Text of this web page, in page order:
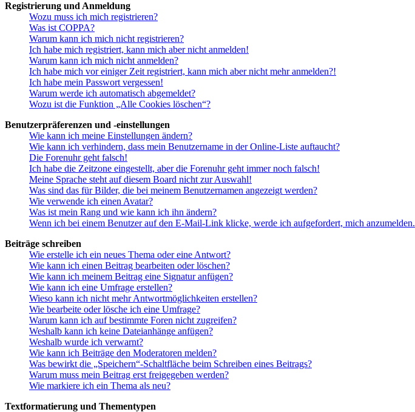
Registrierung und Anmeldung
Wozu muss ich mich registrieren?
Was ist COPPA?
Warum kann ich mich nicht registrieren?
Ich habe mich registriert, kann mich aber nicht anmelden!
Warum kann ich mich nicht anmelden?
Ich habe mich vor einiger Zeit registriert, kann mich aber nicht mehr anmelden?!
Ich habe mein Passwort vergessen!
Warum werde ich automatisch abgemeldet?
Wozu ist die Funktion „Alle Cookies löschen“?
Benutzerpräferenzen und -einstellungen
Wie kann ich meine Einstellungen ändern?
Wie kann ich verhindern, dass mein Benutzername in der Online-Liste auftaucht?
Die Forenuhr geht falsch!
Ich habe die Zeitzone eingestellt, aber die Forenuhr geht immer noch falsch!
Meine Sprache steht auf diesem Board nicht zur Auswahl!
Was sind das für Bilder, die bei meinem Benutzernamen angezeigt werden?
Wie verwende ich einen Avatar?
Was ist mein Rang und wie kann ich ihn ändern?
Wenn ich bei einem Benutzer auf den E-Mail-Link klicke, werde ich aufgefordert, mich anzumelden.
Beiträge schreiben
Wie erstelle ich ein neues Thema oder eine Antwort?
Wie kann ich einen Beitrag bearbeiten oder löschen?
Wie kann ich meinem Beitrag eine Signatur anfügen?
Wie kann ich eine Umfrage erstellen?
Wieso kann ich nicht mehr Antwortmöglichkeiten erstellen?
Wie bearbeite oder lösche ich eine Umfrage?
Warum kann ich auf bestimmte Foren nicht zugreifen?
Weshalb kann ich keine Dateianhänge anfügen?
Weshalb wurde ich verwarnt?
Wie kann ich Beiträge den Moderatoren melden?
Was bewirkt die „Speichern“-Schaltfläche beim Schreiben eines Beitrags?
Warum muss mein Beitrag erst freigegeben werden?
Wie markiere ich ein Thema als neu?
Textformatierung und Thementypen